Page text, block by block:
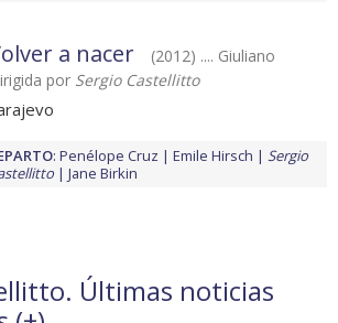
a nacer
(2012) .... Giuliano
por Sergio Castellitto
: Penélope Cruz Emile Hirsch
Sergio
Jane Birkin
Últimas noticias